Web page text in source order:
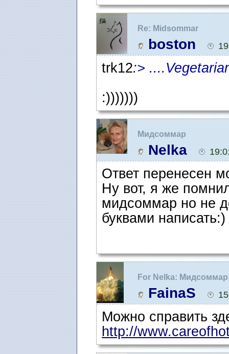
Re: Midsommar
boston
trk12:>
:)))))))
Мидсоммар
Nelka
Ответ перенесен
Ну вот, я же
мидсоммар но не
буквами написать:)
For Nelka: Мидсоммар
FainaS
Можно справить
http://